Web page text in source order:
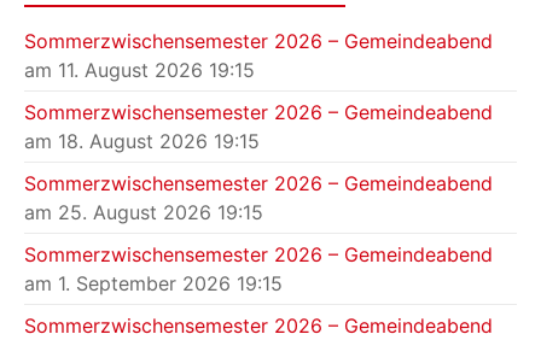
Sommerzwischensemester 2026 – Gemeindeabend
am 11. August 2026 19:15
Sommerzwischensemester 2026 – Gemeindeabend
am 18. August 2026 19:15
Sommerzwischensemester 2026 – Gemeindeabend
am 25. August 2026 19:15
Sommerzwischensemester 2026 – Gemeindeabend
am 1. September 2026 19:15
Sommerzwischensemester 2026 – Gemeindeabend